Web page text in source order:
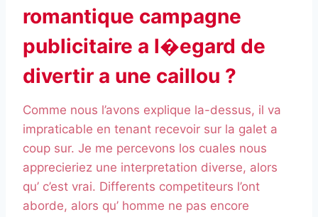
romantique campagne
publicitaire a l�egard de
divertir a une caillou ?
Comme nous l’avons explique la-dessus, il va
impraticable en tenant recevoir sur la galet a
coup sur. Je me percevons los cuales nous
apprecieriez une interpretation diverse, alors
qu’ c’est vrai. Differents competiteurs l’ont
aborde, alors qu’ homme ne pas encore